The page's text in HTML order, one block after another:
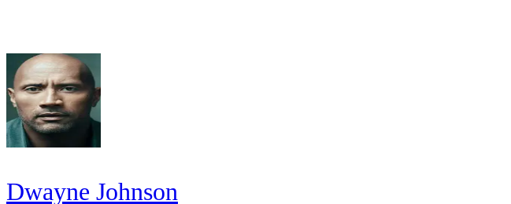
Dwayne Johnson